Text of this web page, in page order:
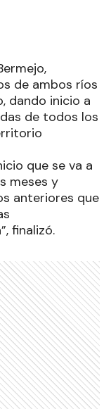
de ambos ríos
dando inicio a
de todos los
que se va a
meses y
anteriores que
finalizó.